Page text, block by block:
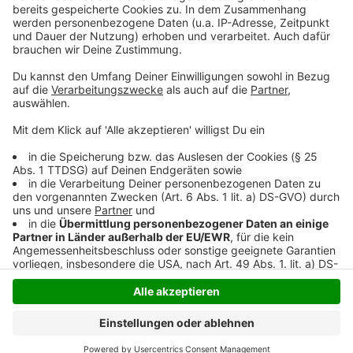
Anzeige
Anzeige
Anzeige
Anzeige